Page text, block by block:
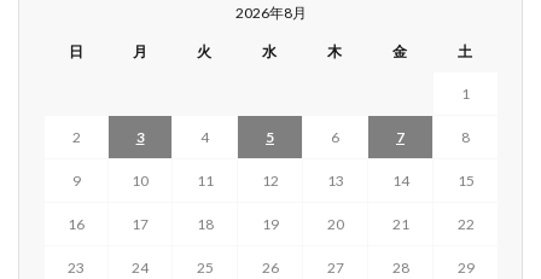
2026年8月
日 月 火 水 木 金 土
1
2 3 4 5 6 7 8
9 10 11 12 13 14 15
16 17 18 19 20 21 22
23 24 25 26 27 28 29